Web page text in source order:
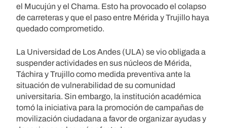
el Mucujún y el Chama. Esto ha provocado el colapso
de carreteras y que el paso entre Mérida y Trujillo haya
quedado comprometido.
La Universidad de Los Andes (ULA) se vio obligada a
suspender actividades en sus núcleos de Mérida,
Táchira y Trujillo como medida preventiva ante la
situación de vulnerabilidad de su comunidad
universitaria. Sin embargo, la institución académica
tomó la iniciativa para la promoción de campañas de
movilización ciudadana a favor de organizar ayudas y